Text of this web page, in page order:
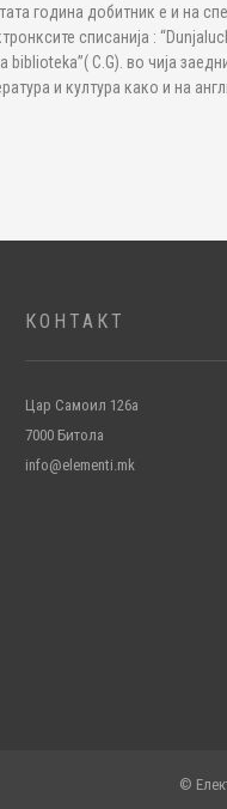
година добитник е и на
списанија :
biblioteka”( C.G). во чија
и култура како и на
КОНТАКТ
Цар Самоил 126а
7000 Битола
info@elementi.mk
©